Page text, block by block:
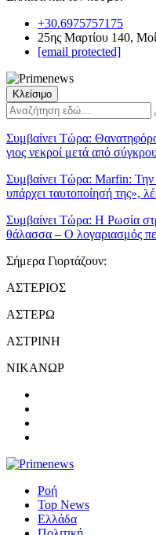
+30.6975757175
25ης Μαρτίου 140,
[email protected]
Κλείσιμο
Συμβαίνει Τώρα:
γιος νεκροί μετά από
Συμβαίνει Τώρα: Marfin: Την
υπάρχει ταυτοποίησή της»,
Συμβαίνει Τώρα: Η Ρωσία
θάλασσα – Ο λογαριασμός
Σήμερα Γιορτάζουν:
ΑΣΤΕΡΙΟΣ
ΑΣΤΕΡΩ
ΑΣΤΡΙΝΗ
ΝΙΚΑΝΩΡ
Ροή
Top News
Ελλάδα